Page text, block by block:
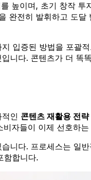
높이며, 초기 창작
완전히 발휘하고 도달
입증된 방법을 포괄
니다. 콘텐츠가 더 똑
인 콘텐츠 재활용 전략
자들이 이제 선호하
니다. 프로세스는 일
함합니다.